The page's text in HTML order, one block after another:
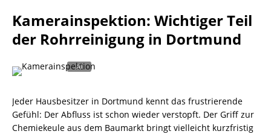
Kamerainspektion: Wichtiger Teil
der Rohrreinigung in Dortmund
Jeder Hausbesitzer in Dortmund kennt das frustrierende
Gefühl: Der Abfluss ist schon wieder verstopft. Der Griff zur
Chemiekeule aus dem Baumarkt bringt vielleicht kurzfristig